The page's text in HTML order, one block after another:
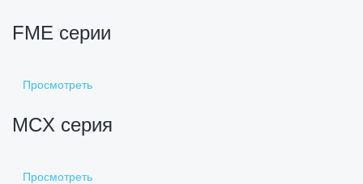
FME серии
Просмотреть
MCX серия
Просмотреть